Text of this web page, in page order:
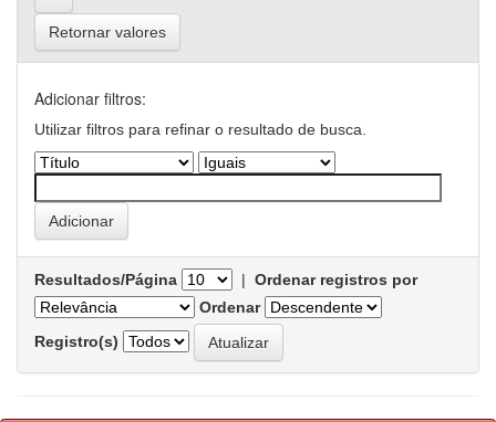
Retornar valores
Adicionar filtros:
Utilizar filtros para refinar o resultado de busca.
Resultados/Página | Ordenar registros por
Ordenar
Registro(s)